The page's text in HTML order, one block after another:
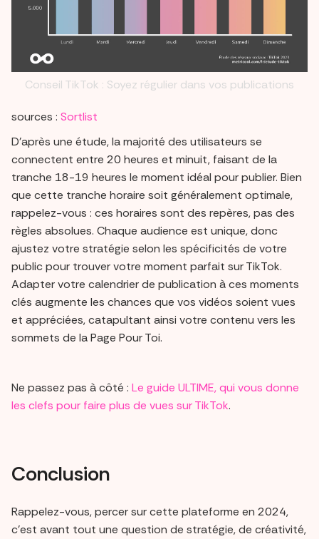
Conseil TikTok : Soyez régulier dans vos publications
sources : Sortlist
D'après une étude, la majorité des utilisateurs se
connectent entre 20 heures et minuit, faisant de la
tranche 18-19 heures le moment idéal pour publier. Bien
que cette tranche horaire soit généralement optimale,
rappelez-vous : ces horaires sont des repères, pas des
règles absolues. Chaque audience est unique, donc
ajustez votre stratégie selon les spécificités de votre
public pour trouver votre moment parfait sur TikTok.
Adapter votre calendrier de publication à ces moments
clés augmente les chances que vos vidéos soient vues
et appréciées, catapultant ainsi votre contenu vers les
sommets de la Page Pour Toi.
Ne passez pas à côté : Le guide ULTIME, qui vous donne
les clefs pour faire plus de vues sur TikTok.
Conclusion
Rappelez-vous, percer sur cette plateforme en 2024,
c'est avant tout une question de stratégie, de créativité,